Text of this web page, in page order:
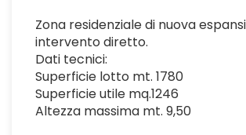
Zona residenziale di nuova
intervento diretto.
Dati tecnici:
Superficie lotto mt. 1780
Superficie utile mq.1246
Altezza massima mt. 9,50